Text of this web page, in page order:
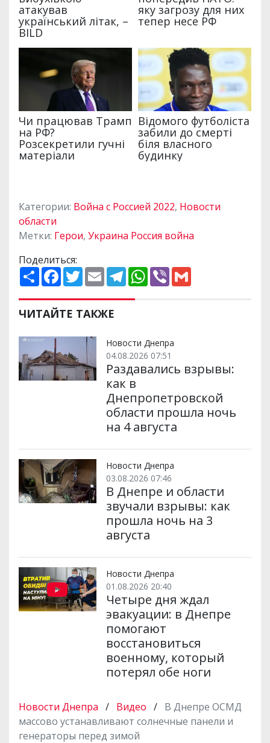
Категории: Война с Россией 2022, Новости
области
Метки: Герои, Украина Россия война
Поделиться:
П
о
и
р
и
и
F
a
e
b
o
k
T
w
t
t
e
E
m
i
l
T
e
e
m
W
h
p
V
ЧИТАЙТЕ ТАКЖЕ
Новости Днепра
04.08.2026 07:51
Раздавались взрывы:
как в
Днепропетровской
области прошла ночь
на 4 августа
Новости Днепра
03.08.2026 07:46
В Днепре и области
звучали взрывы: как
прошла ночь на 3
августа
Новости Днепра
01.08.2026 20:40
Четыре дня ждал
эвакуации: в Днепре
помогают
восстановиться
военному, который
потерял обе ноги
Новости Днепра / Видео / В Днепре ОСМД
массово устанавливают солнечные панели и
генераторы перед зимой